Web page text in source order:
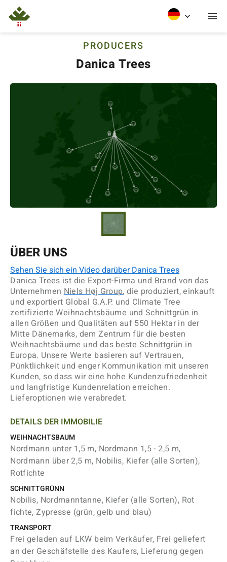
PRODUCERS
Danica Trees
ÜBER UNS
Sehen Sie sich ein Video darüber Danica Trees
Danica Trees ist die Export-Firma und Brand von das
UnternehmenNiels Høj Group,die produziert, einkauft
und exportiert Global G.A.P. und Climate Tree
zertifizierteWeihnachtsbäume und Schnittgrün in
allen Größen und Qualitäten auf 550 Hektar in der
Mitte Dänemarks, dem Zentrum für die besten
Weihnachtsbäume und das beste Schnittgrün in
Europa. Unsere Werte basieren aufVertrauen,
Pünktlichkeit und enger Kommunikation mit unseren
Kunden, so dass wir eine hohe Kundenzufriedenheit
und langfristige Kundenrelation erreichen.
Lieferoptionen wie verabredet.
DETAILS DER IMMOBILIE
WEIHNACHTSBAUM
Nordmann unter 1,5 m, Nordmann 1,5 - 2,5 m,
Nordmann über 2,5 m, Nobilis, Kiefer (alle Sorten),
Rotfichte
SCHNITTGRÜNN
Nobilis, Nordmanntanne, Kiefer (alle Sorten), Rot
fichte, Zypresse (grün, gelb und blau)
TRANSPORT
Frei geladen auf LKW beim Verkäufer, Frei geliefert
an der Geschäfstelle des Kaufers, Lieferung gegen